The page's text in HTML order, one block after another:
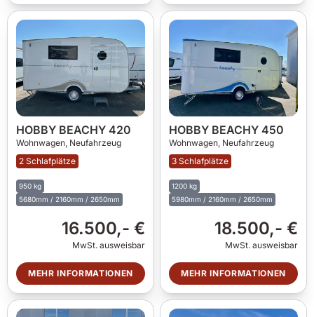
HOBBY BEACHY 420
Wohnwagen, Neufahrzeug
2 Schlafplätze
950 kg
5680mm / 2160mm / 2650mm
16.500,- €
MwSt. ausweisbar
MEHR INFORMATIONEN
HOBBY BEACHY 450
Wohnwagen, Neufahrzeug
3 Schlafplätze
1200 kg
5980mm / 2160mm / 2650mm
18.500,- €
MwSt. ausweisbar
MEHR INFORMATIONEN